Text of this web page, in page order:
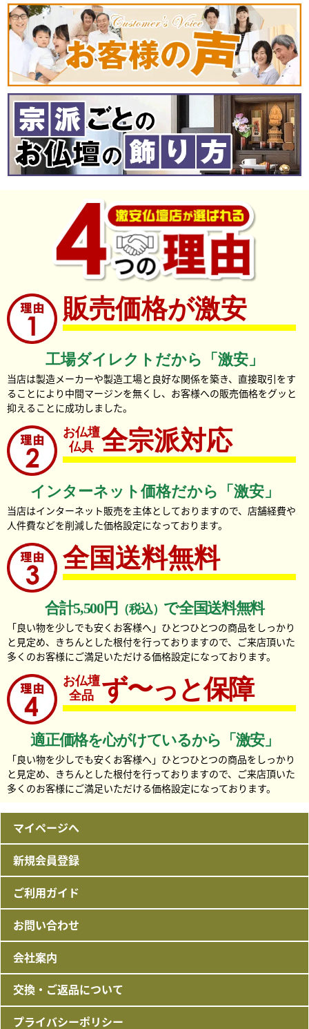
透明感と輝きが仏具やお位牌を一層引き立てます。
透明感あふれる
美しいガラス板
簡単お手入れ
取り外し可能なガラス板はお手入れも簡単で、
春の訪れを告げる
桜のデザイン
暖かな春を感じさせる
桜のモチーフ
背面には、春の風情を感じさせる
桜のモチーフが描かれており、
お位牌やミニ骨壺を安置した際に、
この手元供養台のサイズ
販売価格が激安
工場ダイレクトだから「激安」
当店は製造メーカーや製造工場と良好な関係を築き、直接取引をす
ることにより中間マージンを無くし、お客様への販売価格をグッと
抑えることに成功しました。
お仏壇
仏具 全宗派対応
インターネット価格だから「激安」
当店はインターネット販売を主体としておりますので、店舗経費や
人件費などを削減した価格設定になっております。
全国送料無料
合計5,500円 （税込） で全国送料無料
「良い物を少しでも安くお客様へ」ひとつひとつの商品をしっかり
と見定め、きちんとした根付を行っておりますので、ご来店頂いた
多くのお客様にご満足いただける価格設定になっております。
お仏壇
全品 ず〜っと保障
適正価格を心がけているから「激安」
「良い物を少しでも安くお客様へ」ひとつひとつの商品をしっかり
と見定め、きちんとした根付を行っておりますので、ご来店頂いた
多くのお客様にご満足いただける価格設定になっております。
マイページへ
新規会員登録
ご利用ガイド
お問い合わせ
会社案内
交換・ご返品について
プライバシーポリシー